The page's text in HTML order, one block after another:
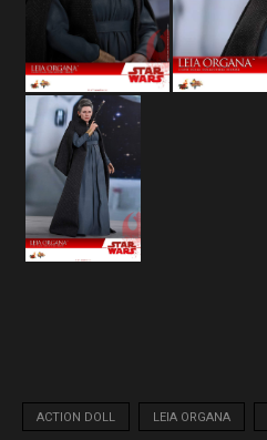
ACTION DOLL LEIA ORGANA